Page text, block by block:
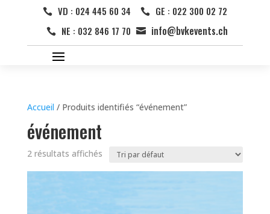
 VD : 024 445 60 34  GE : 022 300 02 72
 NE : 032 846 17 70  info@bvkevents.ch
Accueil / Produits identifiés “événement”
événement
2 résultats affichés